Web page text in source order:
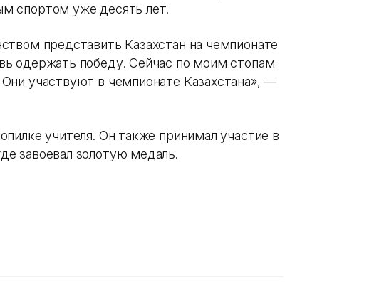
спортом уже десять лет.
представить Казахстан на чемпионате
одержать победу. Сейчас по моим стопам
участвуют в чемпионате Казахстана», —
учителя. Он также принимал участие в
завоевал золотую медаль.